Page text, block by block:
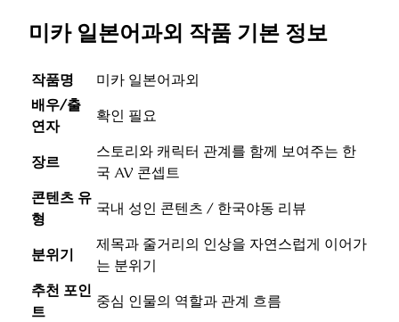
미카 일본어과외 작품 기본 정보
작품명
미카 일본어과외
배우/출
연자
확인 필요
장르
스토리와 캐릭터 관계를 함께 보여주는 한
국 AV 콘셉트
콘텐츠 유
형
국내 성인 콘텐츠 / 한국야동 리뷰
분위기
제목과 줄거리의 인상을 자연스럽게 이어가
는 분위기
추천 포인
트
중심 인물의 역할과 관계 흐름